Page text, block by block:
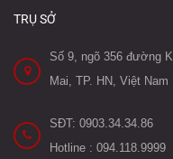
TRỤ SỞ
Số 9, ngõ 356 đường
Mai, TP. HN, Việt Nam
SĐT: 0903.34.34.86
Hotline : 094.118.9999